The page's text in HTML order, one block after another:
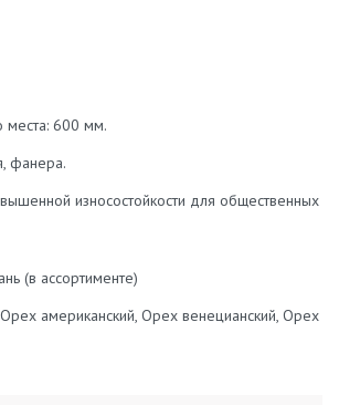
места: 600 мм.
фанера.
износостойкости для общественных
(в ассортименте)
американский, Орех венецианский, Орех